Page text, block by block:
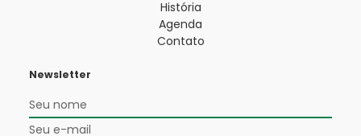
História
Agenda
Contato
Newsletter